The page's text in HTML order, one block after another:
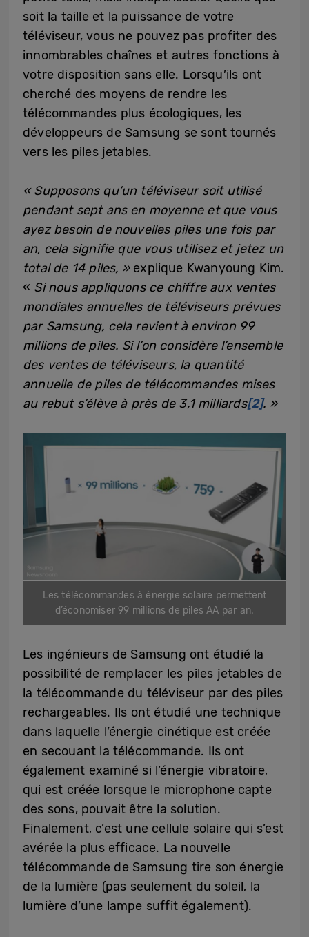
soit la taille et la puissance de votre
téléviseur, vous ne pouvez pas profiter des
innombrables chaînes et autres fonctions à
votre disposition sans elle. Lorsqu’ils ont
cherché des moyens de rendre les
télécommandes plus écologiques, les
développeurs de Samsung se sont tournés
vers les piles jetables.
« Supposons qu’un téléviseur soit utilisé
pendant sept ans en moyenne et que vous
ayez besoin de nouvelles piles une fois par
an, cela signifie que vous utilisez et jetez un
total de 14 piles, »explique Kwanyoung Kim.
« Si nous appliquons ce chiffre aux ventes
mondiales annuelles de téléviseurs prévues
par Samsung, cela revient à environ 99
millions de piles. Si l’on considère l’ensemble
des ventes de téléviseurs, la quantité
annuelle de piles de télécommandes mises
au rebut s’élève à près de 3,1 milliards[2]. »
Les télécommandes à énergie solaire permettent
d’économiser 99 millions de piles AA par an.
Les ingénieurs de Samsung ont étudié la
possibilité de remplacer les piles jetables de
la télécommande du téléviseur par des piles
rechargeables. Ils ont étudié une technique
dans laquelle l’énergie cinétique est créée
en secouant la télécommande. Ils ont
également examiné si l’énergie vibratoire,
qui est créée lorsque le microphone capte
des sons, pouvait être la solution.
Finalement, c’est une cellule solaire qui s’est
avérée la plus efficace. La nouvelle
télécommande de Samsung tire son énergie
de la lumière (pas seulement du soleil, la
lumière d’une lampe suffit également).